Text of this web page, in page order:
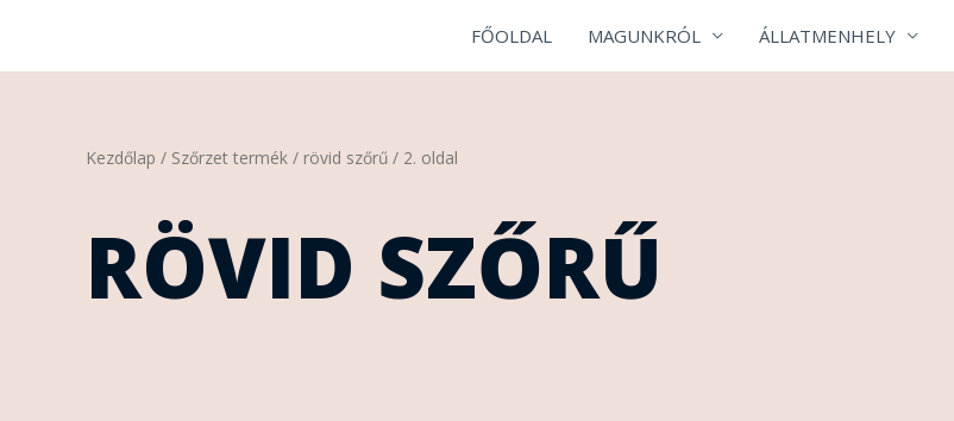
content
FŐOLDAL MAGUNKRÓL ÁLLATMENHELY
Kezdőlap / Szőrzet termék / rövid szőrű / 2. oldal
RÖVID SZŐRŰ
Sorted
by